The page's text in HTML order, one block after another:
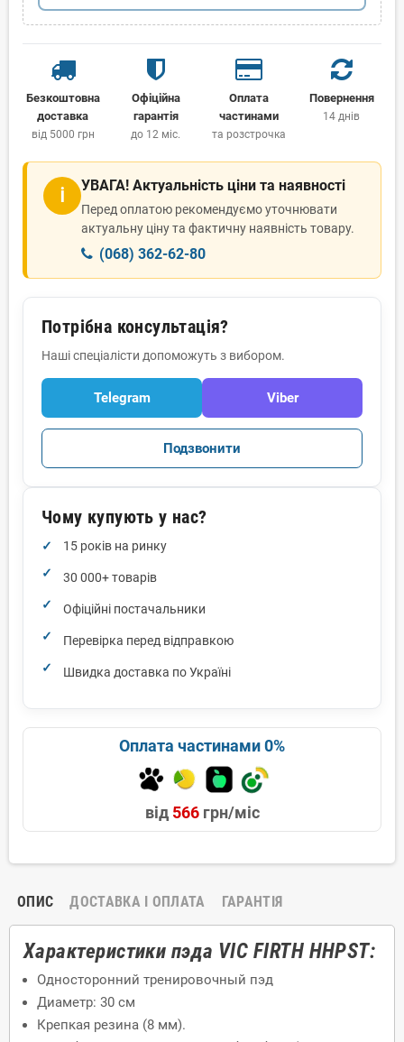
Безкоштовна
доставка
від 5000 грн
Офіційна
гарантія
до 12 міс.
Оплата
частинами
та розстрочка
Повернення
14 днів
ℹ УВАГА! Актуальність ціни та наявності
Перед оплатою рекомендуємо уточнювати
актуальну ціну та фактичну наявність товару.
(068) 362-62-80
Потрібна консультація?
Наші спеціалісти допоможуть з вибором.
Telegram Viber
Подзвонити
Чому купують у нас?
15 років на ринку
30 000+ товарів
Офіційні постачальники
Перевірка перед відправкою
Швидка доставка по Україні
Оплата частинами 0%
від 566грн/міс
ОПИС ДОСТАВКА І ОПЛАТА ГАРАНТІЯ
Характеристики пэда VIC FIRTH HHPST:
Односторонний тренировочный пэд
Диаметр: 30 см
Крепкая резина (8 мм).